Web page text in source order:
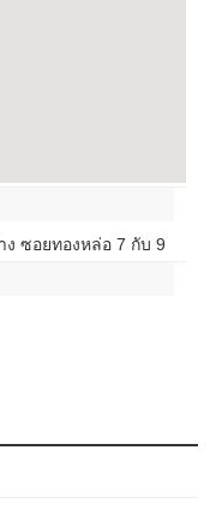
ง ซอยทองหล่อ 7 กับ 9